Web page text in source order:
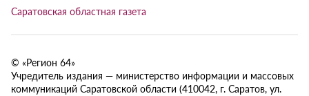
Саратовская областная газета
© «Регион 64»
Учредитель издания — министерство информации и массовых
коммуникаций Саратовской области (410042, г. Саратов, ул.